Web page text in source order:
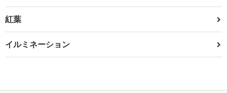
紅葉
イルミネーション